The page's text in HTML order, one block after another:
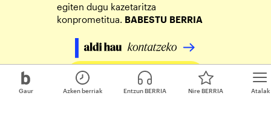
Gaur Atalak
Azken berriak Entzun BERRIA Nire BERRIA
egiten dugu kazetaritza
konprometitua. BABESTU BERRIA
Egin zure ekarpena